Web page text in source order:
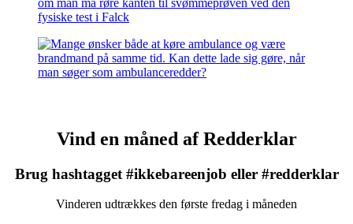
Vind en måned af Redderklar
Brug hashtagget #ikkebareenjob eller #redderklar
Vinderen udtrækkes den første fredag i måneden